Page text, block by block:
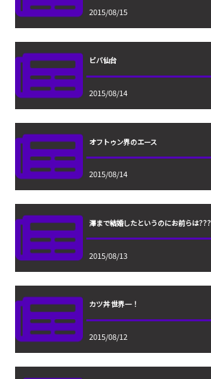
2015/08/15
ビバ仙台
2015/08/14
オフトゥン界のエース
2015/08/14
澤まで結婚したというのにお前らは???
2015/08/13
カツ丼 世界一！
2015/08/12